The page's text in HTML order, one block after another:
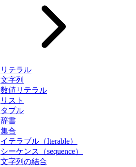
リテラル
文字列
数値リテラル
リスト
タプル
辞書
集合
イテラブル（Iterable）
シーケンス（sequence）
文字列の結合